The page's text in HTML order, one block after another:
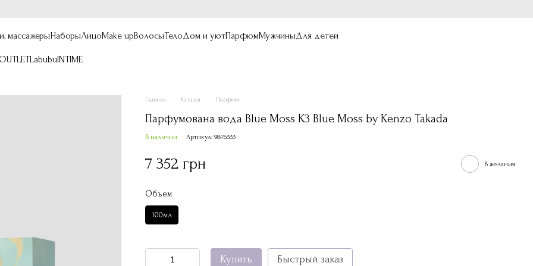
массажерыНаборыЛицоMake upВолосыТелоДом и уютПарфюмМужчиныДля детей
OUTLETLabubuINTIME
Главная Каталог Парфюм
Парфумована вода Blue Moss K3 Blue Moss by Kenzo Takada
В наличии Артикул: 9876333
7 352 грн В желания
Объем
100мл
Купить Быстрый заказ